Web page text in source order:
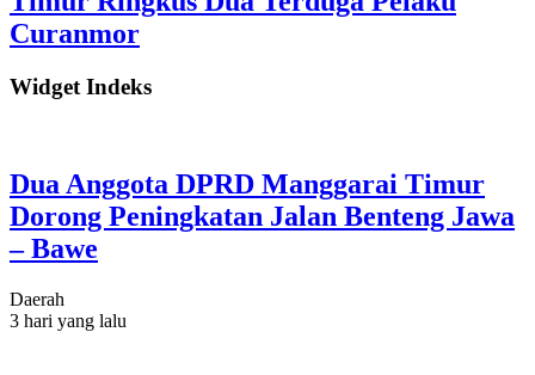
Curanmor
Widget Indeks
Dua Anggota DPRD Manggarai Timur
Dorong Peningkatan Jalan Benteng Jawa
– Bawe
Daerah
3 hari yang lalu